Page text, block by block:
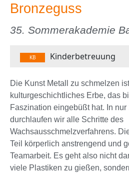
Bronzeguss
35. Sommerakademie
KB Kinderbetreuung
Die Kunst Metall zu schmelzen
kulturgeschichtliches Erbe, das
Faszination eingebüßt hat. In nur
durchlaufen wir alle Schritte des
Wachsausschmelzverfahrens.
Teil körperlich anstrengend und
Teamarbeit. Es geht also nicht
viele Plastiken zu gießen,